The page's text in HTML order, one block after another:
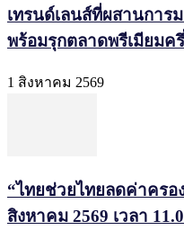
เทรนด์เลนส์ที่ผสานการ
พร้อมรุกตลาดพรีเมียมค
1 สิงหาคม 2569
“ไทยช่วยไทยลดค่าครอ
สิงหาคม 2569 เวลา